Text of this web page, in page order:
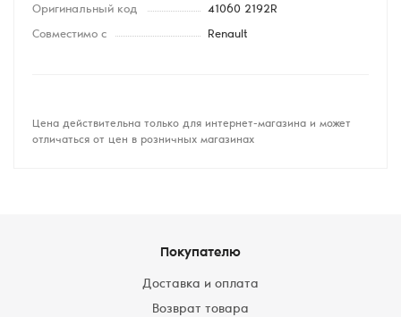
Оригинальный код 41060 2192R
Совместимо с Renault
Цена действительна только для интернет-магазина и может
отличаться от цен в розничных магазинах
Покупателю
Доставка и оплата
Возврат товара